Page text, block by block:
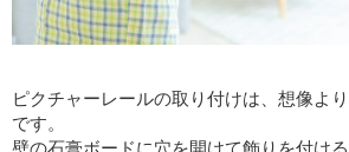
ピクチャーレールの取り付けは、想像よ
です。
壁の石膏ボードに穴を開けて飾りを付ける